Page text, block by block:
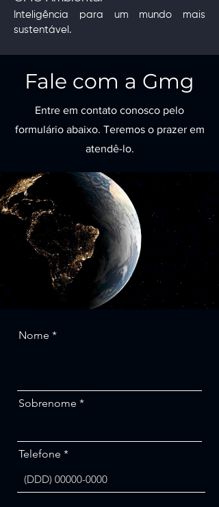
Inteligência para um mundo mais
sustentável.
Fale com a Gmg
Entre em contato conosco pelo
formulário abaixo. Teremos o prazer em
atendê-lo.
Nome
Sobrenome
Telefone